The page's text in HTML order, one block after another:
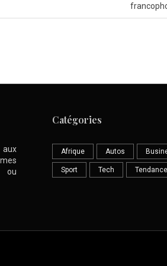
aux
ou
Catégories
Afrique Autos
Sport Tech Tendance